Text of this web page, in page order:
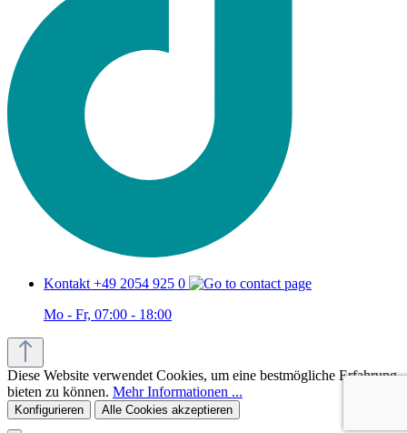
Kontakt +49 2054 925 0
Mo - Fr, 07:00 - 18:00
Diese Website verwendet Cookies, um eine bestmögliche Erfahrung
bieten zu können. Mehr Informationen ...
Konfigurieren Alle Cookies akzeptieren